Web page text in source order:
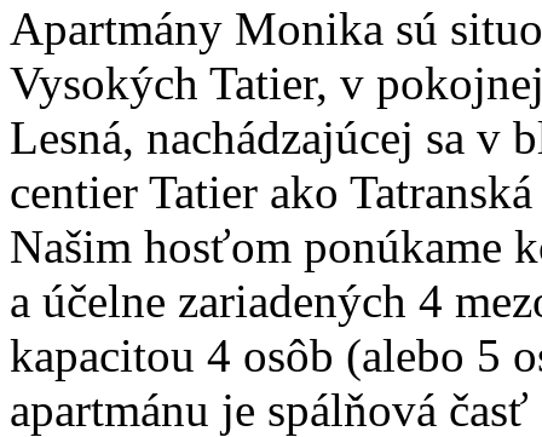
Apartmány Monika sú
Vysokých Tatier, v
Lesná, nachádzajúcej sa
centier Tatier ako
Našim hosťom ponúkame
a účelne zariadených 4
kapacitou 4 osôb (alebo 5
apartmánu je spálňová